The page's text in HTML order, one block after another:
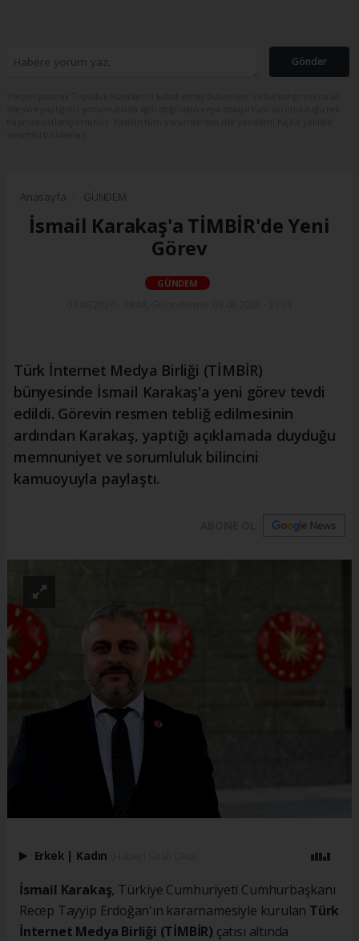
Gönder
Anasayfa GÜNDEM
İsmail Karakaş'a TİMBİR'de Yeni
Görev
GÜNDEM
Türk İnternet Medya Birliği (TİMBİR)
bünyesinde İsmail Karakaş'a yeni görev tevdi
edildi. Görevin resmen tebliğ edilmesinin
ardından Karakaş, yaptığı açıklamada duyduğu
memnuniyet ve sorumluluk bilincini
kamuoyuyla paylaştı.
Erkek | Kadın
İsmail Karakaş, Türkiye Cumhuriyeti Cumhurbaşkanı
Recep Tayyip Erdoğan'ın kararnamesiyle kurulan Türk
İnternet Medya Birliği (TİMBİR) çatısı altında